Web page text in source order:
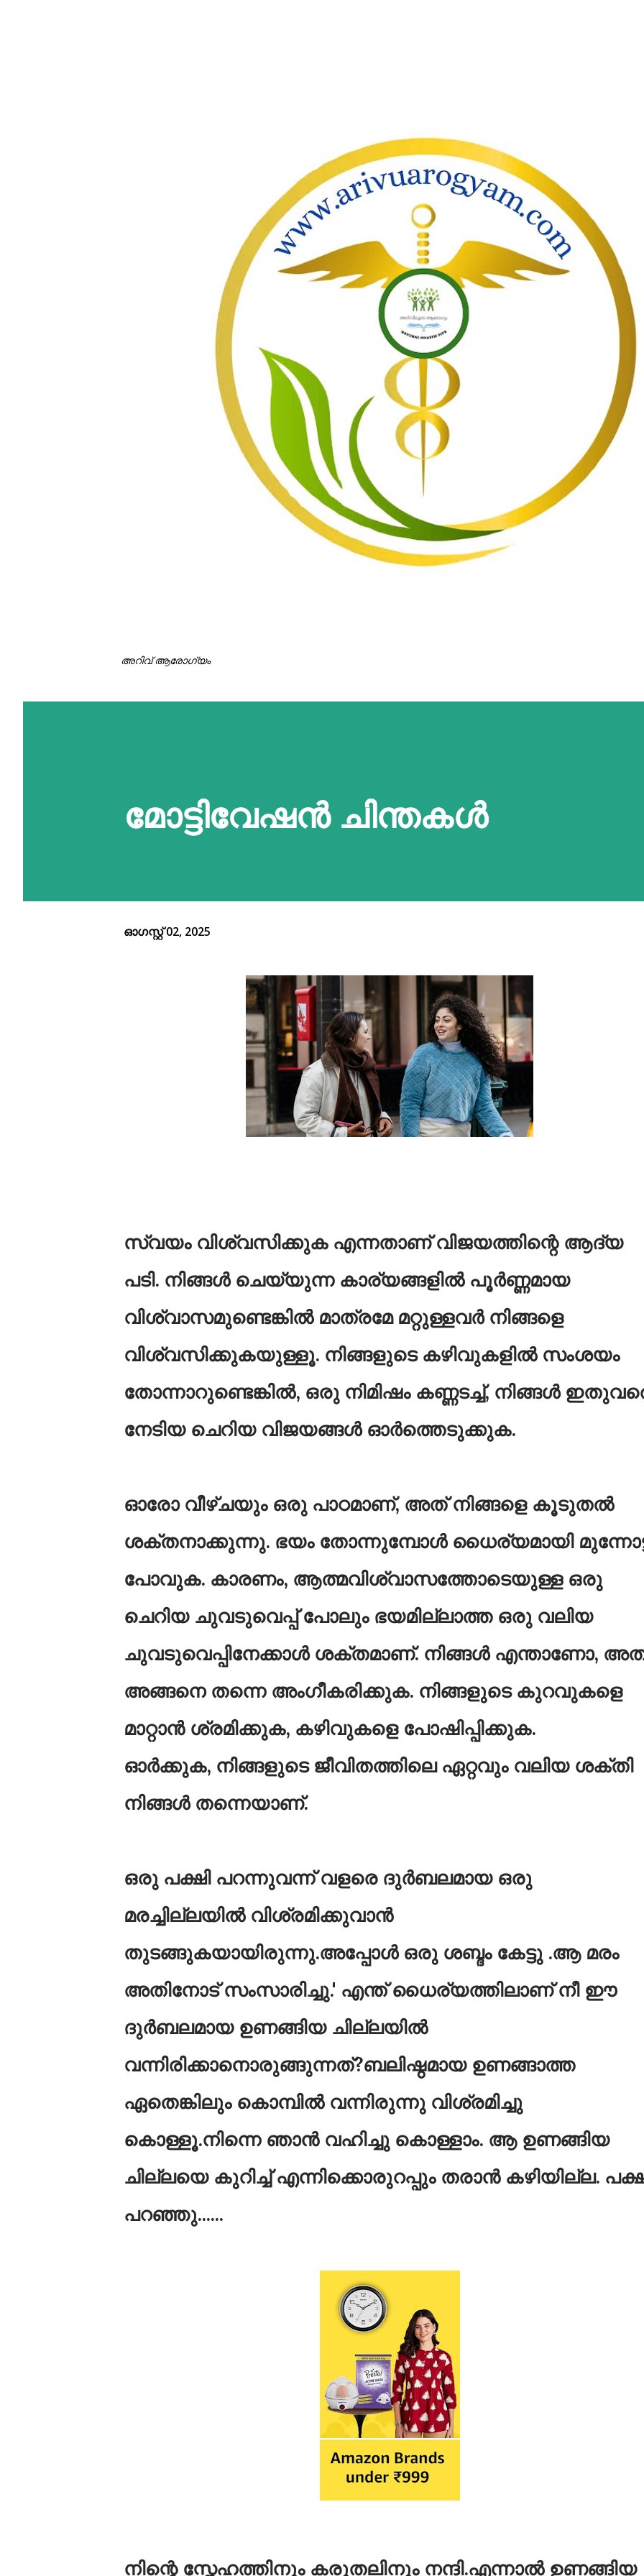
അറിവ് ആരോഗ്യം
മോട്ടിവേഷൻ ചിന്തകൾ
ഓഗസ്റ്റ് 02, 2025
സ്വയം വിശ്വസിക്കുക എന്നതാണ് വിജയത്തിന്റെ ആദ്യ
പടി. നിങ്ങൾ ചെയ്യുന്ന കാര്യങ്ങളിൽ പൂർണ്ണമായ
വിശ്വാസമുണ്ടെങ്കിൽ മാത്രമേ മറ്റുള്ളവർ നിങ്ങളെ
വിശ്വസിക്കുകയുള്ളൂ. നിങ്ങളുടെ കഴിവുകളിൽ സംശയം
തോന്നാറുണ്ടെങ്കിൽ, ഒരു നിമിഷം കണ്ണടച്ച്, നിങ്ങൾ
നേടിയ ചെറിയ വിജയങ്ങൾ ഓർത്തെടുക്കുക.
ഓരോ വീഴ്ചയും ഒരു പാഠമാണ്, അത് നിങ്ങളെ കൂടുതൽ
ശക്തനാക്കുന്നു. ഭയം തോന്നുമ്പോൾ ധൈര്യമായി
പോവുക. കാരണം, ആത്മവിശ്വാസത്തോടെയുള്ള ഒരു
ചെറിയ ചുവടുവെപ്പ് പോലും ഭയമില്ലാത്ത ഒരു വലിയ
ചുവടുവെപ്പിനേക്കാൾ ശക്തമാണ്. നിങ്ങൾ എന്താണോ,
അങ്ങനെ തന്നെ അംഗീകരിക്കുക. നിങ്ങളുടെ കുറവുകളെ
മാറ്റാൻ ശ്രമിക്കുക, കഴിവുകളെ പോഷിപ്പിക്കുക.
ഓർക്കുക, നിങ്ങളുടെ ജീവിതത്തിലെ ഏറ്റവും വലിയ ശക്തി
നിങ്ങൾ തന്നെയാണ്.
ഒരു പക്ഷി പറന്നുവന്ന് വളരെ ദുര്‍ബലമായ ഒരു
മരച്ചില്ലയില്‍ വിശ്രമിക്കുവാന്‍
തുടങ്ങുകയായിരുന്നു.അപ്പോള്‍ ഒരു ശബ്ദം കേട്ടു .ആ മരം
അതിനോട് സംസാരിച്ചു.' എന്ത് ധൈര്യത്തിലാണ് നീ ഈ
ദുര്‍ബലമായ ഉണങ്ങിയ ചില്ലയില്‍
വന്നിരിക്കാനൊരുങ്ങുന്നത്?ബലിഷ്ഠമായ ഉണങ്ങാത്ത
ഏതെങ്കിലും കൊമ്പില്‍ വന്നിരുന്നു വിശ്രമിച്ചു
കൊള്ളൂ.നിന്നെ ഞാന്‍ വഹിച്ചു കൊള്ളാം. ആ ഉണങ്ങിയ
ചില്ലയെ കുറിച്ച് എന്നിക്കൊരുറപ്പും തരാന്‍ കഴിയില്ല.
പറഞ്ഞു......
നിന്റെ സ്നേഹത്തിനും കരുതലിനും നന്ദി.എന്നാല്‍ ഉണങ്ങിയ